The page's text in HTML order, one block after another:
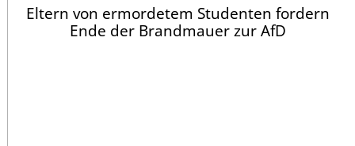
Eltern von ermordetem Studenten fordern
Ende der Brandmauer zur AfD